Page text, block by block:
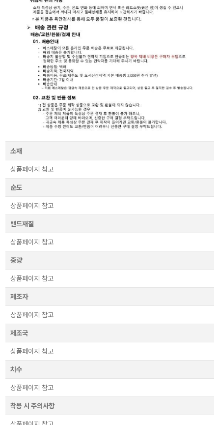
소재
상품페이지 참고
순도
상품페이지 참고
밴드재질
상품페이지 참고
중량
상품페이지 참고
제조자
상품페이지 참고
제조국
상품페이지 참고
치수
상품페이지 참고
착용 시 주의사항